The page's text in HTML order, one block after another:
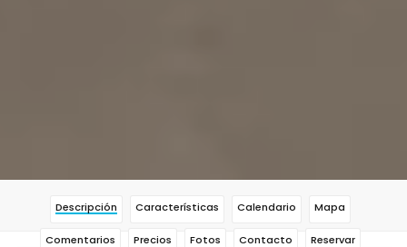
Descripción Características Calendario Mapa
Comentarios Precios Fotos Contacto Reservar